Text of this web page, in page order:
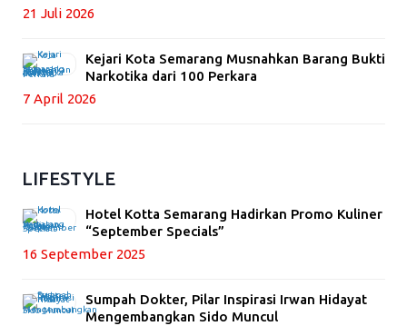
21 Juli 2026
Kejari Kota Semarang Musnahkan Barang Bukti
Narkotika dari 100 Perkara
7 April 2026
LIFESTYLE
Hotel Kotta Semarang Hadirkan Promo Kuliner
“September Specials”
16 September 2025
Sumpah Dokter, Pilar Inspirasi Irwan Hidayat
Mengembangkan Sido Muncul